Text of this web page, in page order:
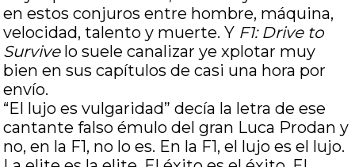
en estos conjuros entre hombre, máquina,
velocidad, talento y muerte. Y F1: Drive to
Survivelo suele canalizar ye xplotar muy
bien en sus capítulos de casi una hora por
envío.
“El lujo es vulgaridad” decía la letra de ese
cantante falso émulo del gran Luca Prodan y
no, en la F1, no lo es. En la F1, el lujo es el lujo.